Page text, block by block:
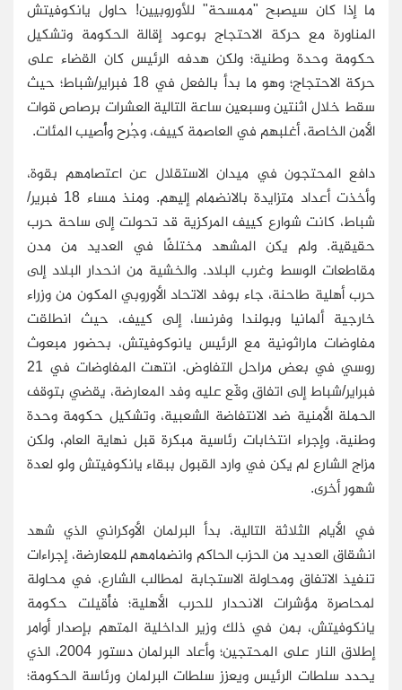
ما إذا كان سيصبح "ممسحة" للأوروبيين! حاول يانكوفيتش
المناورة مع حركة الاحتجاج بوعود إقالة الحكومة وتشكيل
حكومة وحدة وطنية؛ ولكن هدفه الرئيس كان القضاء على
حركة الاحتجاج؛ وهو ما بدأ بالفعل في 18 فبراير/شباط؛ حيث
سقط خلال اثنتين وسبعين ساعة التالية العشرات برصاص قوات
الأمن الخاصة، أغلبهم في العاصمة كييف، وجُرح وأُصيب المئات.
دافع المحتجون في ميدان الاستقلال عن اعتصامهم بقوة،
وأخذت أعداد متزايدة بالانضمام إليهم. ومنذ مساء 18 فبرير/
شباط، كانت شوارع كييف المركزية قد تحولت إلى ساحة حرب
حقيقية. ولم يكن المشهد مختلفًا في العديد من مدن
مقاطعات الوسط وغرب البلاد. والخشية من انحدار البلاد إلى
حرب أهلية طاحنة، جاء بوفد الاتحاد الأوروبي المكون من وزراء
خارجية ألمانيا وبولندا وفرنسا، إلى كييف، حيث انطلقت
مفاوضات ماراثونية مع الرئيس يانوكوفيتش، بحضور مبعوث
روسي في بعض مراحل التفاوض. انتهت المفاوضات في 21
فبراير/شباط إلى اتفاق وقّع عليه وفد المعارضة، يقضي بتوقف
الحملة الأمنية ضد الانتفاضة الشعبية، وتشكيل حكومة وحدة
وطنية، وإجراء انتخابات رئاسية مبكرة قبل نهاية العام، ولكن
مزاج الشارع لم يكن في وارد القبول ببقاء يانكوفيتش ولو لعدة
شهور أخرى.
في الأيام الثلاثة التالية، بدأ البرلمان الأوكراني الذي شهد
انشقاق العديد من الحزب الحاكم وانضمامهم للمعارضة، إجراءات
تنفيذ الاتفاق ومحاولة الاستجابة لمطالب الشارع، في محاولة
لمحاصرة مؤشرات الانحدار للحرب الأهلية؛ فأُقيلت حكومة
يانكوفيتش، بمن في ذلك وزير الداخلية المتهم بإصدار أوامر
إطلاق النار على المحتجين؛ وأعاد البرلمان دستور 2004، الذي
يحدد سلطات الرئيس ويعزز سلطات البرلمان ورئاسة الحكومة؛